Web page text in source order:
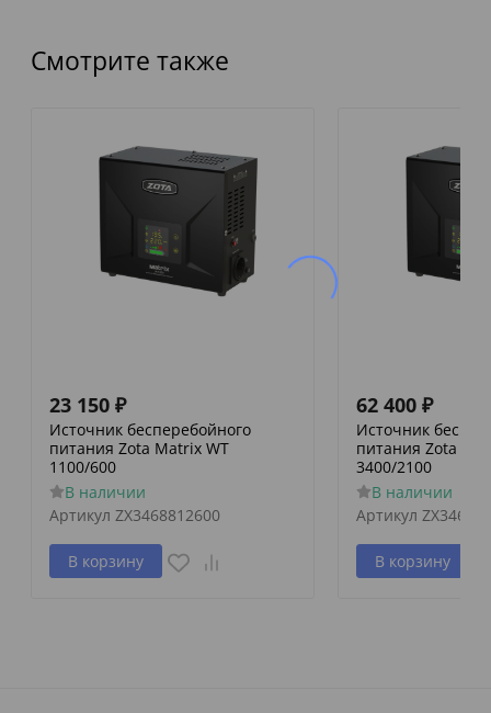
Смотрите также
23 150 ₽
Источник бесперебойного
питания Zota Matrix WT
1100/600
В наличии
Артикул ZX3468812600
В корзину
62 400 ₽
Источник
питания Zota
3400/2100
В наличии
Артикул
В корзину